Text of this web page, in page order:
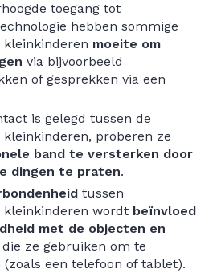
toegang tot
hebben sommige
moeite om
via bijvoorbeeld
of gesprekken via een
is gelegd tussen de
proberen ze
band te versterken door
dingen te praten.
tussen
kleinkinderen wordt beïnvloed
met de objecten en
die ze gebruiken om te
een telefoon of tablet).